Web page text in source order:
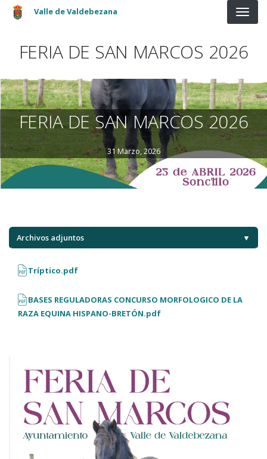
Pasar al contenido principal
Valle de Valdebezana
FERIA DE SAN MARCOS 2026
FERIA DE SAN MARCOS 2026
31 Marzo, 2026
Archivos adjuntos ▼
Tríptico.pdf
BASES REGULADORAS CONCURSO MORFOLOGICO DE LA
RAZA EQUINA HISPANO-BRETÓN.pdf